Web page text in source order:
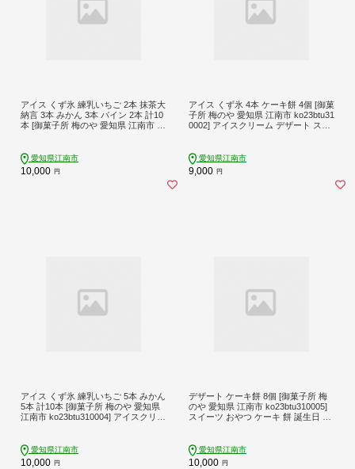
アイス くず氷 練乳いちご 2本 抹茶大
納言 3本 みかん 3本 パイン 2本 計10
本 [御菓子所 梅のや 愛知県 江南市 ko
べ 詰め合わせ 葛氷
愛知県江南市
10,000 円
アイス くず氷 4本 ケーキ餅 4個 [御菓
子所 梅のや 愛知県 江南市 ko23btu31
0002] アイスクリーム デザート スイ
愛知県江南市
9,000 円
アイス くず氷 練乳いちご 5本 みかん
5本 計10本 [御菓子所 梅のや 愛知県
江南市 ko23btu310004] アイスクリー
愛知県江南市
10,000 円
デザート ケーキ餅 8個 [御菓子所 梅
のや 愛知県 江南市 ko23btu310005]
スイーツ おやつ ケーキ 餅 誕生日 ク
愛知県江南市
10,000 円